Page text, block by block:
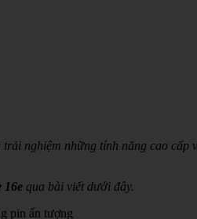
nghiệm những tính năng cao cấp
16e qua bài viết dưới đây.
pin ấn tượng